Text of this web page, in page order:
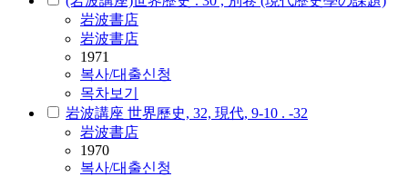
岩波書店
岩波書店
1971
복사/대출신청
목차보기
岩波講座 世界歷史, 32, 現代, 9-10 . -32
岩波書店
1970
복사/대출신청